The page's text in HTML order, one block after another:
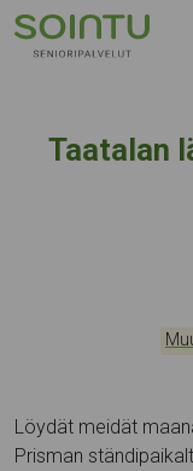
Hyppää sisältöön
Taatalan
Löydät meidät
Prisman